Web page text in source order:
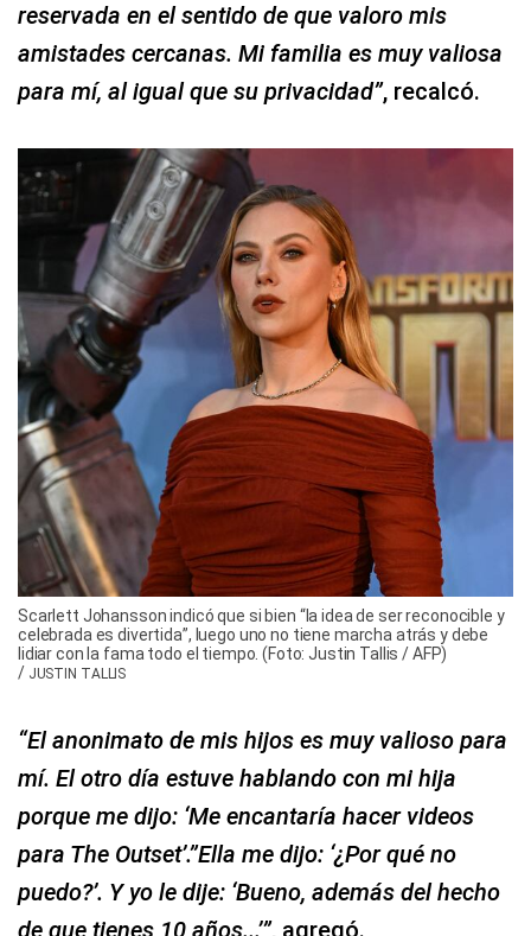
reservada en el sentido de que valoro mis
amistades cercanas. Mi familia es muy valiosa
para mí, al igual que su privacidad”, recalcó.
Scarlett Johansson indicó que si bien “la idea de ser reconocible y
celebrada es divertida”, luego uno no tiene marcha atrás y debe
lidiar con la fama todo el tiempo. (Foto: Justin Tallis / AFP)
/ JUSTIN TALLIS
“El anonimato de mis hijos es muy valioso para
mí. El otro día estuve hablando con mi hija
porque me dijo: ‘Me encantaría hacer videos
para The Outset’.”Ella me dijo: ‘¿Por qué no
puedo?’. Y yo le dije: ‘Bueno, además del hecho
de que tienes 10 años...’”, agregó.